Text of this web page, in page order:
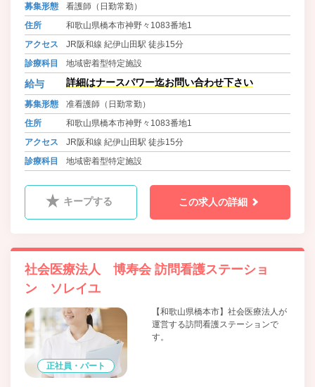
募集形態
看護師（日勤常勤）
住所
和歌山県橋本市神野々1083番地1
アクセス
JR阪和線 紀伊山田駅 徒歩15分
診療科目
地域密着型特定施設
給与 詳細はナースパワー迄お問い合わせ下さい
募集形態
准看護師（日勤常勤）
住所
和歌山県橋本市神野々1083番地1
アクセス
JR阪和線 紀伊山田駅 徒歩15分
診療科目
地域密着型特定施設
キープする この求人の詳細
社会医療法人 博寿会 訪問看護ステーショ
ン ソレイユ
正社員・パート
【和歌山県橋本市】社会医療法人が
運営する訪問看護ステーションで
す。